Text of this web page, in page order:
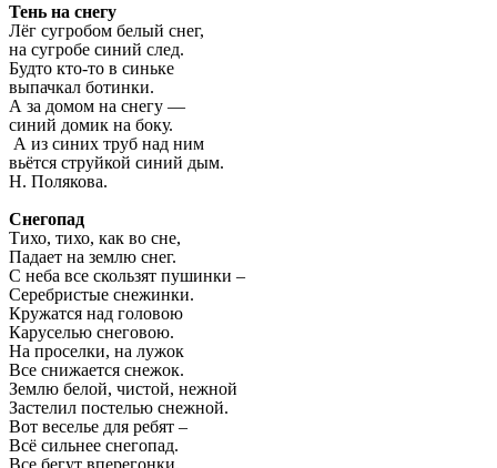
Тень на снегу
Лёг сугробом белый снег,
на сугробе синий след.
Будто кто-то в синьке
выпачкал ботинки.
А за домом на снегу —
синий домик на боку.
А из синих труб над ним
вьётся струйкой синий дым.
Н. Полякова.
Снегопад
Тихо, тихо, как во сне,
Падает на землю снег.
С неба все скользят пушинки –
Серебристые снежинки.
Кружатся над головою
Каруселью снеговою.
На проселки, на лужок
Все снижается снежок.
Землю белой, чистой, нежной
Застелил постелью снежной.
Вот веселье для ребят –
Всё сильнее снегопад.
Все бегут вперегонки,